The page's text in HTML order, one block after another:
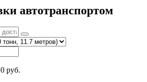
автотранспортом
0 руб.